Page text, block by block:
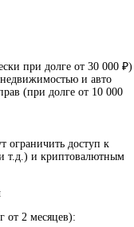
при долге от 30 000 ₽)
и авто
(при долге от 10 000
ограничить доступ к
т.д.) и криптовалютным
от 2 месяцев):